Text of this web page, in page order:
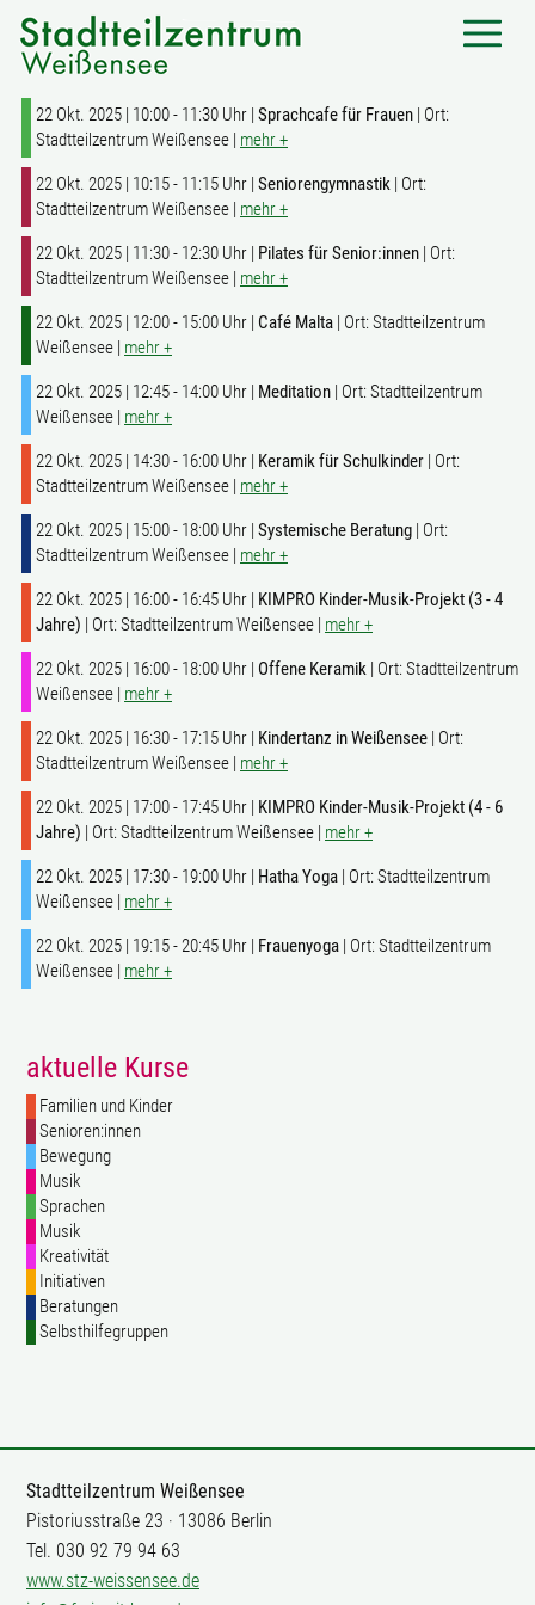
22 Okt. 2025 | 10:00 - 11:30 Uhr | Sprachcafe für Frauen | Ort:
Stadtteilzentrum Weißensee | mehr +
22 Okt. 2025 | 10:15 - 11:15 Uhr | Seniorengymnastik | Ort:
Stadtteilzentrum Weißensee | mehr +
22 Okt. 2025 | 11:30 - 12:30 Uhr | Pilates für Senior:innen | Ort:
Stadtteilzentrum Weißensee | mehr +
22 Okt. 2025 | 12:00 - 15:00 Uhr | Café Malta | Ort: Stadtteilzentrum
Weißensee | mehr +
22 Okt. 2025 | 12:45 - 14:00 Uhr | Meditation | Ort: Stadtteilzentrum
Weißensee | mehr +
22 Okt. 2025 | 14:30 - 16:00 Uhr | Keramik für Schulkinder | Ort:
Stadtteilzentrum Weißensee | mehr +
22 Okt. 2025 | 15:00 - 18:00 Uhr | Systemische Beratung | Ort:
Stadtteilzentrum Weißensee | mehr +
22 Okt. 2025 | 16:00 - 16:45 Uhr | KIMPRO Kinder-Musik-Projekt (3 - 4
Jahre) | Ort: Stadtteilzentrum Weißensee | mehr +
22 Okt. 2025 | 16:00 - 18:00 Uhr | Offene Keramik | Ort: Stadtteilzentrum
Weißensee | mehr +
22 Okt. 2025 | 16:30 - 17:15 Uhr | Kindertanz in Weißensee | Ort:
Stadtteilzentrum Weißensee | mehr +
22 Okt. 2025 | 17:00 - 17:45 Uhr | KIMPRO Kinder-Musik-Projekt (4 - 6
Jahre) | Ort: Stadtteilzentrum Weißensee | mehr +
22 Okt. 2025 | 17:30 - 19:00 Uhr | Hatha Yoga | Ort: Stadtteilzentrum
Weißensee | mehr +
22 Okt. 2025 | 19:15 - 20:45 Uhr | Frauenyoga | Ort: Stadtteilzentrum
Weißensee | mehr +
aktuelle Kurse
Familien und Kinder
Senioren:innen
Bewegung
Musik
Sprachen
Musik
Kreativität
Initiativen
Beratungen
Selbsthilfegruppen
Stadtteilzentrum Weißensee
Pistoriusstraße 23 · 13086 Berlin
Tel. 030 92 79 94 63
www.stz-weissensee.de